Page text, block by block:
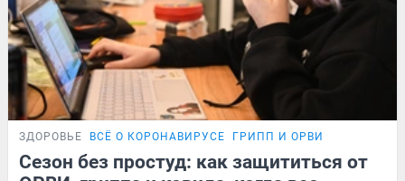
ЗДОРОВЬЕ ВСЁ О КОРОНАВИРУСЕ ГРИПП И ОРВИ
Сезон без простуд: как защититься от